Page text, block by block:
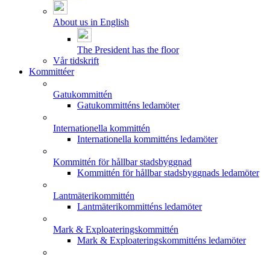
About us in English
The President has the floor
Vår tidskrift
Kommittéer
Gatukommittén
Gatukommitténs ledamöter
Internationella kommittén
Internationella kommitténs ledamöter
Kommittén för hållbar stadsbyggnad
Kommittén för hållbar stadsbyggnads ledamöter
Lantmäterikommittén
Lantmäterikommitténs ledamöter
Mark & Exploateringskommittén
Mark & Exploateringskommitténs ledamöter